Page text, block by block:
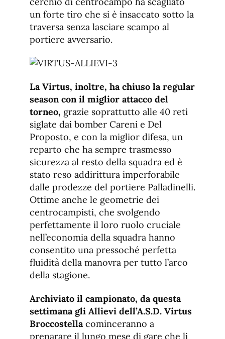
un forte tiro che si è insaccato sotto la
traversa senza lasciare scampo al
portiere avversario.
La Virtus, inoltre, ha chiuso la regular
season con il miglior attacco del
torneo, grazie soprattutto alle 40 reti
siglate dai bomber Careni e Del
Proposto, e con la miglior difesa, un
reparto che ha sempre trasmesso
sicurezza al resto della squadra ed è
stato reso addirittura imperforabile
dalle prodezze del portiere Palladinelli.
Ottime anche le geometrie dei
centrocampisti, che svolgendo
perfettamente il loro ruolo cruciale
nell’economia della squadra hanno
consentito una pressoché perfetta
fluidità della manovra per tutto l’arco
della stagione.
Archiviato il campionato, da questa
settimana gli Allievi dell’A.S.D. Virtus
Broccostellacominceranno a
preparare il lungo mese di gare che li